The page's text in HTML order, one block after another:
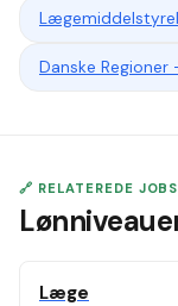
Danske
🔗 RELATEREDE JOBS
Læge